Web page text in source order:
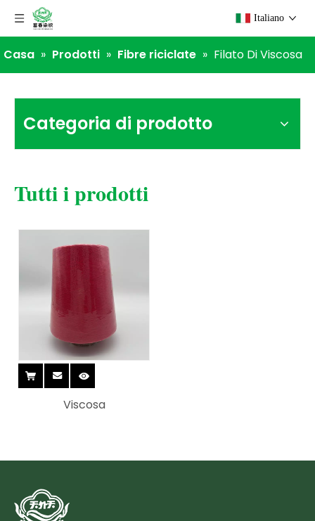
Italiano
Casa » Prodotti » Fibre riciclate » Filato Di Viscosa
Categoria di prodotto
Tutti i prodotti
Viscosa